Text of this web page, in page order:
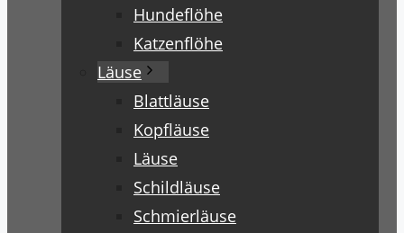
Hundeflöhe
Katzenflöhe
Läuse
Blattläuse
Kopfläuse
Läuse
Schildläuse
Schmierläuse